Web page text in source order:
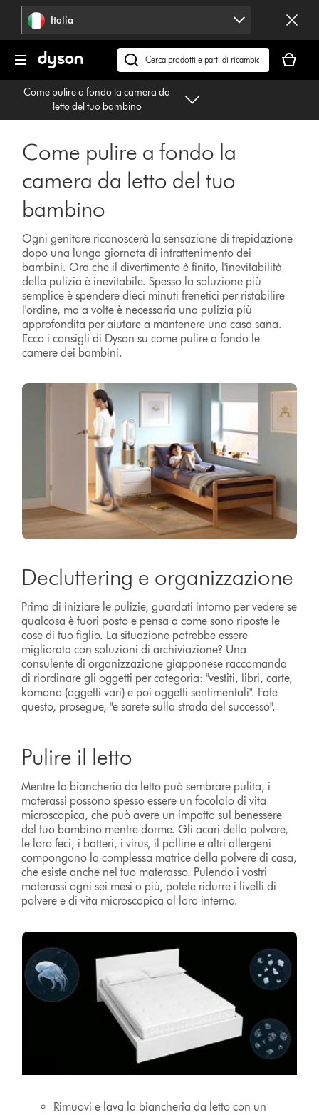
navigazione Italia
Cerca
su
dyson.it
carrello
è
Come pulire a fondo la camera da
letto del tuo bambino
Come pulire a fondo la
camera da letto del tuo
bambino
Ogni genitore riconoscerà la sensazione di trepidazione
dopo una lunga giornata di intrattenimento dei
bambini. Ora che il divertimento è finito, l'inevitabilità
della pulizia è inevitabile. Spesso la soluzione più
semplice è spendere dieci minuti frenetici per ristabilire
l'ordine, ma a volte è necessaria una pulizia più
approfondita per aiutare a mantenere una casa sana.
Ecco i consigli di Dyson su come pulire a fondo le
camere dei bambini.
Decluttering e organizzazione
Prima di iniziare le pulizie, guardati intorno per vedere se
qualcosa è fuori posto e pensa a come sono riposte le
cose di tuo figlio. La situazione potrebbe essere
migliorata con soluzioni di archiviazione? Una
consulente di organizzazione giapponese raccomanda
di riordinare gli oggetti per categoria: "vestiti, libri, carte,
komono (oggetti vari) e poi oggetti sentimentali". Fate
questo, prosegue, "e sarete sulla strada del successo".
Pulire il letto
Mentre la biancheria da letto può sembrare pulita, i
materassi possono spesso essere un focolaio di vita
microscopica, che può avere un impatto sul benessere
del tuo bambino mentre dorme. Gli acari della polvere,
le loro feci, i batteri, i virus, il polline e altri allergeni
compongono la complessa matrice della polvere di casa,
che esiste anche nel tuo materasso. Pulendo i vostri
materassi ogni sei mesi o più, potete ridurre i livelli di
polvere e di vita microscopica al loro interno.
Rimuovi e lava la biancheria da letto con un